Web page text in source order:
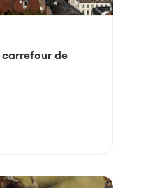
carrefour de